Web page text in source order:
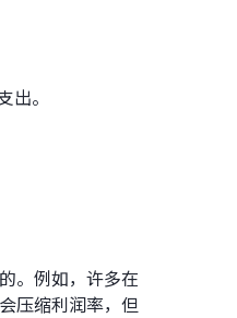
。
。例如，许多在
压缩利润率，但